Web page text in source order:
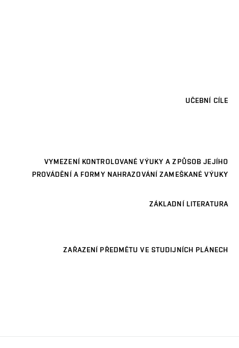
UČEBNÍ CÍLE
VYMEZENÍ KONTROLOVANÉ VÝUKY A ZPŮSOB JEJÍHO
PROVÁDĚNÍ A FORMY NAHRAZOVÁNÍ ZAMEŠKANÉ VÝUKY
ZÁKLADNÍ LITERATURA
ZAŘAZENÍ PŘEDMĚTU VE STUDIJNÍCH PLÁNECH